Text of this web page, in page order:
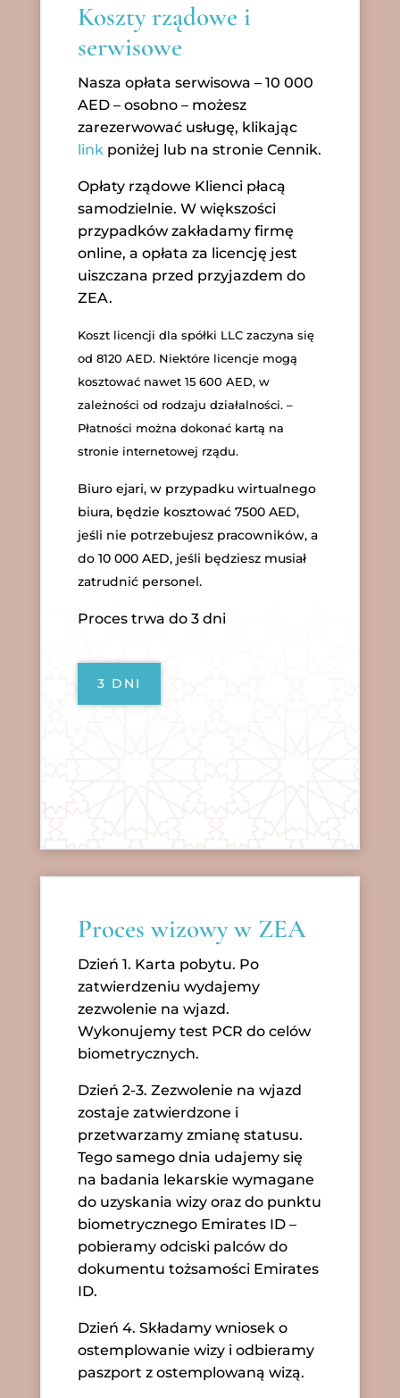
Koszty rządowe i
serwisowe
Nasza opłata serwisowa – 10 000
AED – osobno – możesz
zarezerwować usługę, klikając
linkponiżej lub na stronie Cennik.
Opłaty rządowe Klienci płacą
samodzielnie. W większości
przypadków zakładamy firmę
online, a opłata za licencję jest
uiszczana przed przyjazdem do
ZEA.
Koszt licencji dla spółki LLC zaczyna się
od 8120 AED. Niektóre licencje mogą
kosztować nawet 15 600 AED, w
zależności od rodzaju działalności. –
Płatności można dokonać kartą na
stronie internetowej rządu.
Biuro ejari, w przypadku wirtualnego
biura, będzie kosztować 7500 AED,
jeśli nie potrzebujesz pracowników, a
do 10 000 AED, jeśli będziesz musiał
zatrudnić personel.
Proces trwa do 3 dni
3 DNI
Proces wizowy w ZEA
Dzień 1. Karta pobytu. Po
zatwierdzeniu wydajemy
zezwolenie na wjazd.
Wykonujemy test PCR do celów
biometrycznych.
Dzień 2-3. Zezwolenie na wjazd
zostaje zatwierdzone i
przetwarzamy zmianę statusu.
Tego samego dnia udajemy się
na badania lekarskie wymagane
do uzyskania wizy oraz do punktu
biometrycznego Emirates ID –
pobieramy odciski palców do
dokumentu tożsamości Emirates
ID.
Dzień 4. Składamy wniosek o
ostemplowanie wizy i odbieramy
paszport z ostemplowaną wizą.